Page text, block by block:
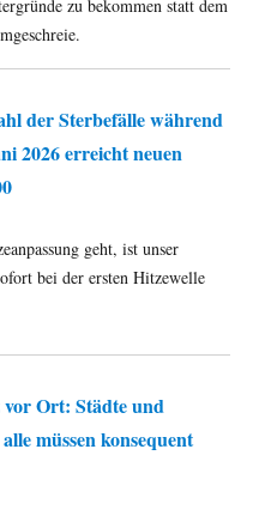
zu bekommen statt dem
der Sterbefälle während
2026 erreicht neuen
geht, ist unser
bei der ersten Hitzewelle
vor Ort: Städte und
müssen konsequent